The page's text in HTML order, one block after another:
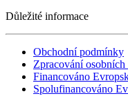
Důležité informace
Obchodní podmínky
Zpracování osobních
Financováno
Spolufinancováno